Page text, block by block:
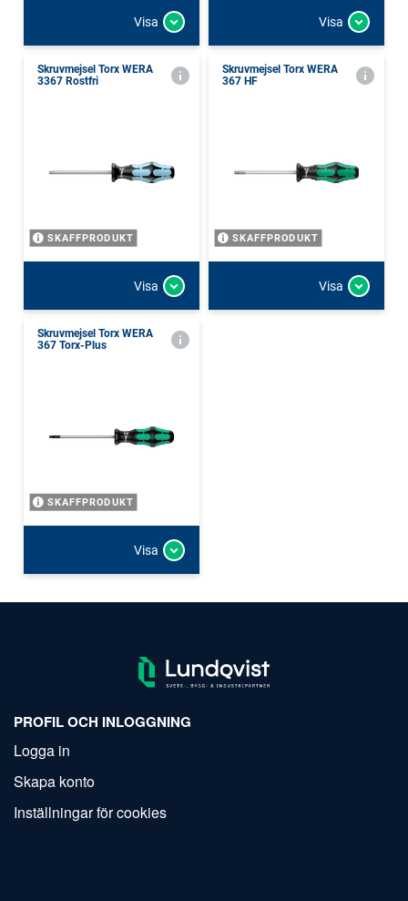
Visa Visa
Skruvmejsel Torx WERA
3367 Rostfri
SKAFFPRODUKT
Visa
Skruvmejsel Torx WERA
367 HF
SKAFFPRODUKT
Visa
Skruvmejsel Torx WERA
367 Torx-Plus
SKAFFPRODUKT
Visa
PROFIL OCH INLOGGNING
Logga in
Skapa konto
Inställningar för cookies